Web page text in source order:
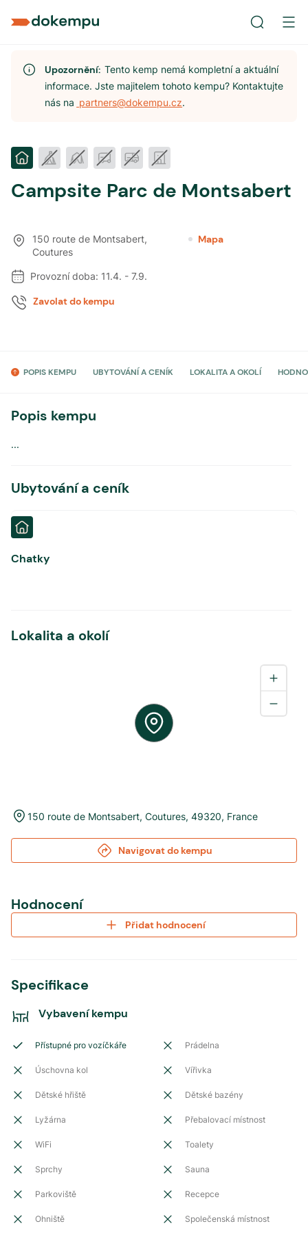
Upozornění:Tento kemp nemá kompletní a aktuální
informace. Jste majitelem tohoto kempu? Kontaktujte
nás na partners@dokempu.cz.
Campsite Parc de Montsabert
150 route de Montsabert,
Coutures
Mapa
Provozní doba: 11.4. - 7.9.
Zavolat do kempu
POPIS KEMPU UBYTOVÁNÍ A CENÍK LOKALITA A OKOLÍ
Popis kempu
...
Ubytování a ceník
Chatky
Lokalita a okolí
150 route de Montsabert, Coutures, 49320, France
Navigovat do kempu
Hodnocení
Přidat hodnocení
Specifikace
Vybavení kempu
Přístupné pro vozíčkáře Prádelna
Úschovna kol Vířivka
Dětské hřiště Dětské bazény
Lyžárna Přebalovací místnost
WiFi Toalety
Sprchy Sauna
Parkoviště Recepce
Ohniště Společenská místnost